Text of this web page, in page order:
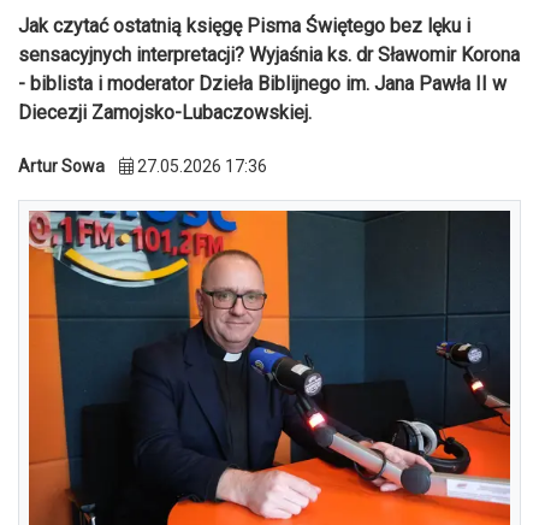
Jak czytać ostatnią księgę Pisma Świętego bez lęku i
sensacyjnych interpretacji? Wyjaśnia ks. dr Sławomir Korona
- biblista i moderator Dzieła Biblijnego im. Jana Pawła II w
Diecezji Zamojsko-Lubaczowskiej.
Artur Sowa 27.05.2026 17:36